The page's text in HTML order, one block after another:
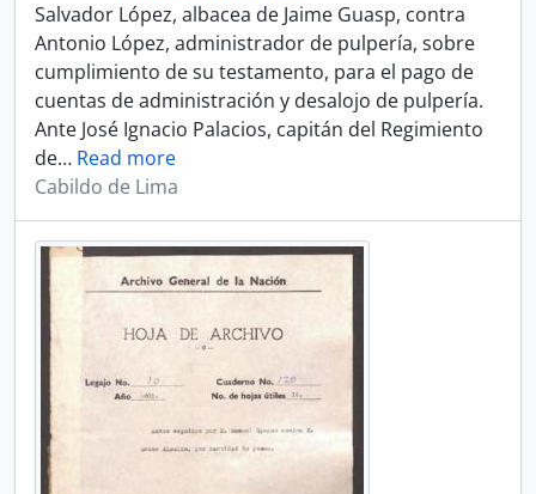
Salvador López, albacea de Jaime Guasp, contra
Antonio López, administrador de pulpería, sobre
cumplimiento de su testamento, para el pago de
cuentas de administración y desalojo de pulpería.
Ante José Ignacio Palacios, capitán del Regimiento
de… Read more
Cabildo de Lima